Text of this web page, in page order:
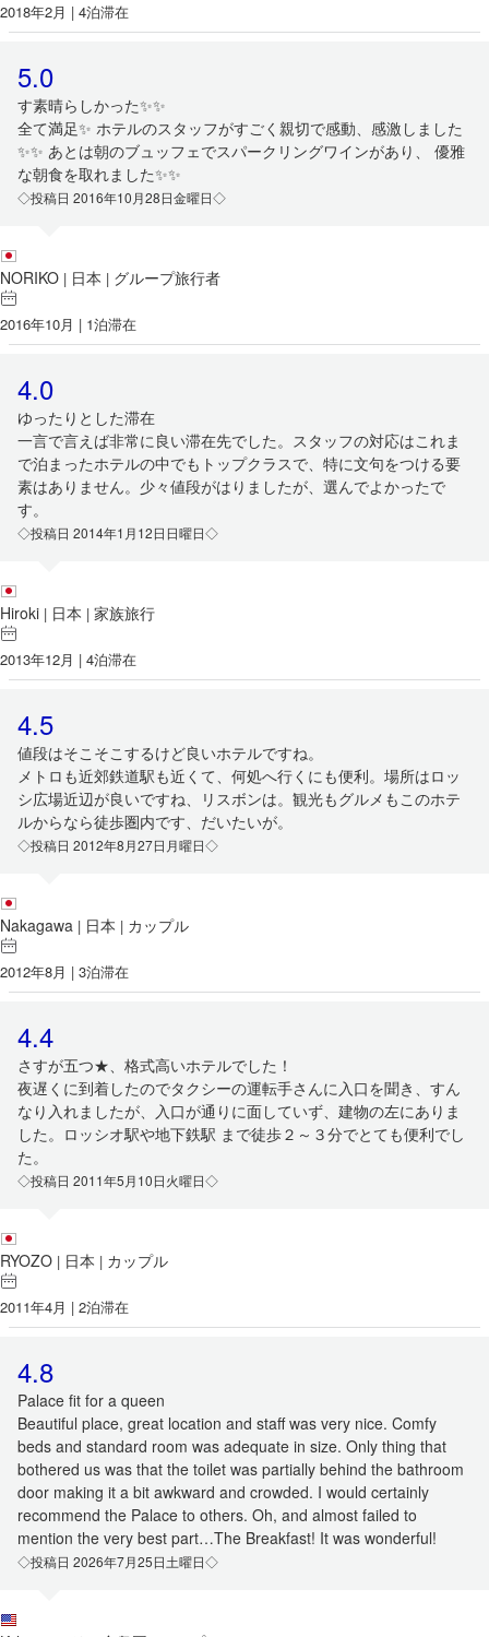
2018年2月 | 4泊滞在
5.0
す素晴らしかった✨✨
全て満足✨ ホテルのスタッフがすごく親切で感動、感激しました
✨✨ あとは朝のブュッフェでスパークリングワインがあり、 優雅
な朝食を取れました✨✨
◇投稿日 2016年10月28日金曜日◇
NORIKO | 日本 | グループ旅行者
2016年10月 | 1泊滞在
4.0
ゆったりとした滞在
一言で言えば非常に良い滞在先でした。スタッフの対応はこれま
で泊まったホテルの中でもトップクラスで、特に文句をつける要
素はありません。少々値段がはりましたが、選んでよかったで
す。
◇投稿日 2014年1月12日日曜日◇
Hiroki | 日本 | 家族旅行
2013年12月 | 4泊滞在
4.5
値段はそこそこするけど良いホテルですね。
メトロも近郊鉄道駅も近くて、何処へ行くにも便利。場所はロッ
シ広場近辺が良いですね、リスボンは。観光もグルメもこのホテ
ルからなら徒歩圏内です、だいたいが。
◇投稿日 2012年8月27日月曜日◇
Nakagawa | 日本 | カップル
2012年8月 | 3泊滞在
4.4
さすが五つ★、格式高いホテルでした！
夜遅くに到着したのでタクシーの運転手さんに入口を聞き、すん
なり入れましたが、入口が通りに面していず、建物の左にありま
した。ロッシオ駅や地下鉄駅 まで徒歩２～３分でとても便利でし
た。
◇投稿日 2011年5月10日火曜日◇
RYOZO | 日本 | カップル
2011年4月 | 2泊滞在
4.8
Palace fit for a queen
Beautiful place, great location and staff was very nice. Comfy
beds and standard room was adequate in size. Only thing that
bothered us was that the toilet was partially behind the bathroom
door making it a bit awkward and crowded. I would certainly
recommend the Palace to others. Oh, and almost failed to
mention the very best part…The Breakfast! It was wonderful!
◇投稿日 2026年7月25日土曜日◇